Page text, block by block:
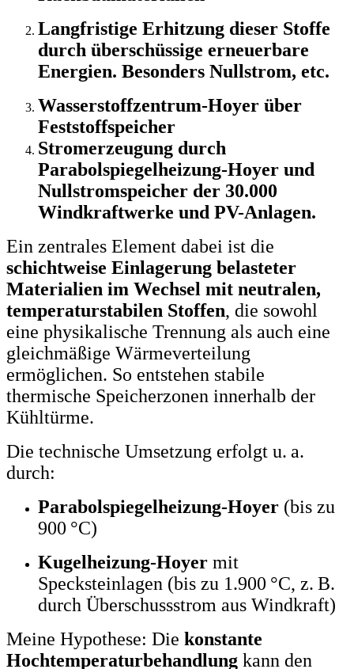
Langfristige Erhitzung dieser Stoffe
durch überschüssige erneuerbare
Energien. Besonders Nullstrom, etc.
Wasserstoffzentrum-Hoyer über
Feststoffspeicher
Stromerzeugung durch
Parabolspiegelheizung-Hoyer und
Nullstromspeicher der 30.000
Windkraftwerke und PV-Anlagen.
Ein zentrales Element dabei ist die
schichtweise Einlagerung belasteter
Materialien im Wechsel mit neutralen,
temperaturstabilen Stoffen, die sowohl
eine physikalische Trennung als auch eine
gleichmäßige Wärmeverteilung
ermöglichen. So entstehen stabile
thermische Speicherzonen innerhalb der
Kühltürme.
Die technische Umsetzung erfolgt u. a.
durch:
Parabolspiegelheizung-Hoyer (bis zu
900 °C)
Kugelheizung-Hoyer mit
Specksteinlagen (bis zu 1.900 °C, z. B.
durch Überschussstrom aus Windkraft)
Meine Hypothese: Die konstante
Hochtemperaturbehandlung kann den